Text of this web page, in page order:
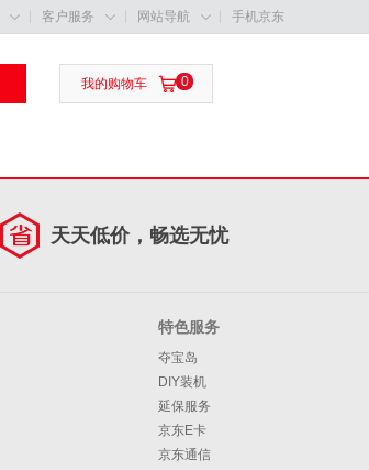
 客户服务  网站导航  手机京东
 0
我的购物车
天天低价，畅选无忧
特色服务
夺宝岛
DIY装机
延保服务
京东E卡
京东通信